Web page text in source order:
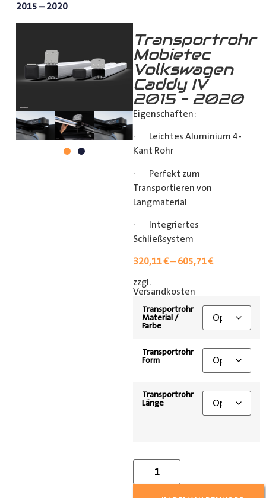
2015 – 2020
Transportrohr
Mobietec
Volkswagen
Caddy IV
2015 – 2020
Eigenschaften:
· Leichtes Aluminium 4-
Kant Rohr
· Perfekt zum
Transportieren von
Langmaterial
· Integriertes
Schließsystem
320,11€–605,71€
zzgl.
Versandkosten
Transportrohr
Material /
Farbe
Transportrohr
Form
Transportrohr
Länge